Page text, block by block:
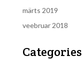
märts 2019
veebruar 2018
Categories